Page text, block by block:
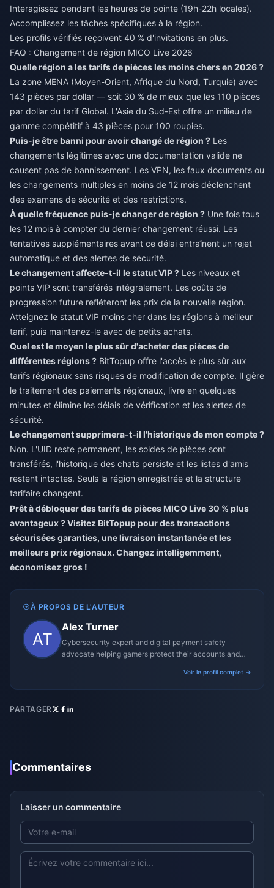
Interagissez pendant les heures de pointe (19h-22h locales).
Accomplissez les tâches spécifiques à la région.
Les profils vérifiés reçoivent 40 % d'invitations en plus.
FAQ : Changement de région MICO Live 2026
Quelle région a les tarifs de pièces les moins chers en 2026 ?
La zone MENA (Moyen-Orient, Afrique du Nord, Turquie) avec
143 pièces par dollar — soit 30 % de mieux que les 110 pièces
par dollar du tarif Global. L'Asie du Sud-Est offre un milieu de
gamme compétitif à 43 pièces pour 100 roupies.
Puis-je être banni pour avoir changé de région ? Les
changements légitimes avec une documentation valide ne
causent pas de bannissement. Les VPN, les faux documents ou
les changements multiples en moins de 12 mois déclenchent
des examens de sécurité et des restrictions.
À quelle fréquence puis-je changer de région ? Une fois tous
les 12 mois à compter du dernier changement réussi. Les
tentatives supplémentaires avant ce délai entraînent un rejet
automatique et des alertes de sécurité.
Le changement affecte-t-il le statut VIP ? Les niveaux et
points VIP sont transférés intégralement. Les coûts de
progression future refléteront les prix de la nouvelle région.
Atteignez le statut VIP moins cher dans les régions à meilleur
tarif, puis maintenez-le avec de petits achats.
Quel est le moyen le plus sûr d'acheter des pièces de
différentes régions ? BitTopup offre l'accès le plus sûr aux
tarifs régionaux sans risques de modification de compte. Il gère
le traitement des paiements régionaux, livre en quelques
minutes et élimine les délais de vérification et les alertes de
sécurité.
Le changement supprimera-t-il l'historique de mon compte ?
Non. L'UID reste permanent, les soldes de pièces sont
transférés, l'historique des chats persiste et les listes d'amis
restent intactes. Seuls la région enregistrée et la structure
tarifaire changent.
Prêt à débloquer des tarifs de pièces MICO Live 30 % plus
avantageux ? Visitez BitTopuppour des transactions
sécurisées garanties, une livraison instantanée et les
meilleurs prix régionaux. Changez intelligemment,
économisez gros !
À PROPOS DE L'AUTEUR
Alex Turner
Cybersecurity expert and digital payment safety
advocate helping gamers protect their accounts and
Voir le profil complet →
PARTAGER
Commentaires
Laisser un commentaire